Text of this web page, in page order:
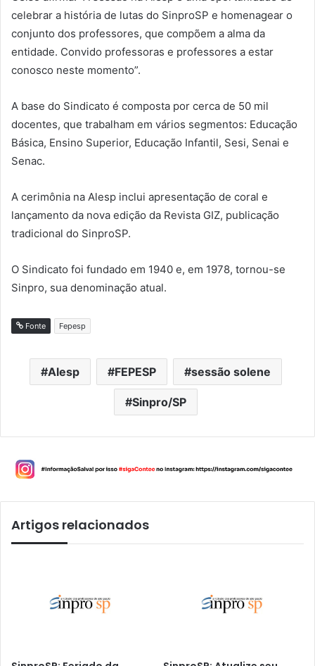
celebrar a história de lutas do SinproSP e homenagear o
conjunto dos professores, que compõem a alma da
entidade. Convido professoras e professores a estar
conosco neste momento”.
A base do Sindicato é composta por cerca de 50 mil
docentes, que trabalham em vários segmentos: Educação
Básica, Ensino Superior, Educação Infantil, Sesi, Senai e
Senac.
A cerimônia na Alesp inclui apresentação de coral e
lançamento da nova edição da Revista GIZ, publicação
tradicional do SinproSP.
O Sindicato foi fundado em 1940 e, em 1978, tornou-se
Sinpro, sua denominação atual.
Fonte Fepesp
Alesp FEPESP sessão solene
Sinpro/SP
Artigos relacionados